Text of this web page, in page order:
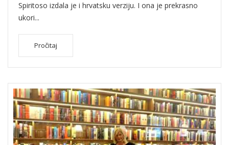
Spiritoso izdala je i hrvatsku verziju. I ona je prekrasno
ukori...
Pročitaj